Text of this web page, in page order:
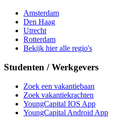
Amsterdam
Den Haag
Utrecht
Rotterdam
Bekijk hier alle regio's
Studenten / Werkgevers
Zoek een vakantiebaan
Zoek vakantiekrachten
YoungCapital IOS App
YoungCapital Android App